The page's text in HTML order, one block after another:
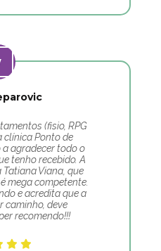
(fisio, RPG
clínica Ponto de
a agradecer todo o
tenho recebido. A
Tatiana Viana, que
mega competente.
e acredita que a
caminho, deve
recomendo!!!